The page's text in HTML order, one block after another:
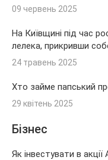
09 червень 2025
На Київщині під час
лелека, прикривши
24 травень 2025
Хто займе папський
29 квітень 2025
Бізнес
Як інвестувати в